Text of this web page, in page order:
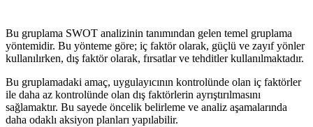
Bu gruplama SWOT analizinin tanımından gelen temel gruplama
yöntemidir. Bu yönteme göre; iç faktör olarak, güçlü ve zayıf yönler
kullanılırken, dış faktör olarak, fırsatlar ve tehditler kullanılmaktadır.
Bu gruplamadaki amaç, uygulayıcının kontrolünde olan iç faktörler
ile daha az kontrolünde olan dış faktörlerin ayrıştırılmasını
sağlamaktır. Bu sayede öncelik belirleme ve analiz aşamalarında
daha odaklı aksiyon planları yapılabilir.